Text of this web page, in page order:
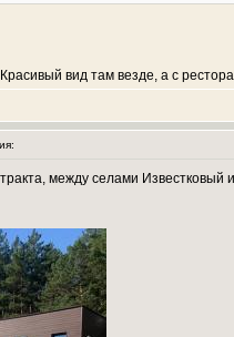
вид там везде, а с
тракта, между селами